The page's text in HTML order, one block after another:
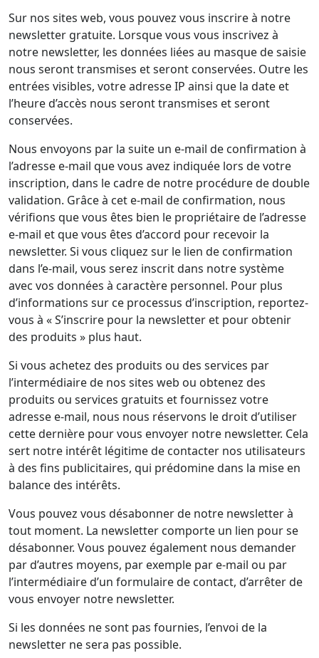
Sur nos sites web, vous pouvez vous inscrire à notre
newsletter gratuite. Lorsque vous vous inscrivez à
notre newsletter, les données liées au masque de saisie
nous seront transmises et seront conservées. Outre les
entrées visibles, votre adresse IP ainsi que la date et
l’heure d’accès nous seront transmises et seront
conservées.
Nous envoyons par la suite un e-mail de confirmation à
l’adresse e-mail que vous avez indiquée lors de votre
inscription, dans le cadre de notre procédure de double
validation. Grâce à cet e-mail de confirmation, nous
vérifions que vous êtes bien le propriétaire de l’adresse
e-mail et que vous êtes d’accord pour recevoir la
newsletter. Si vous cliquez sur le lien de confirmation
dans l’e-mail, vous serez inscrit dans notre système
avec vos données à caractère personnel. Pour plus
d’informations sur ce processus d’inscription, reportez-
vous à « S’inscrire pour la newsletter et pour obtenir
des produits » plus haut.
Si vous achetez des produits ou des services par
l’intermédiaire de nos sites web ou obtenez des
produits ou services gratuits et fournissez votre
adresse e-mail, nous nous réservons le droit d’utiliser
cette dernière pour vous envoyer notre newsletter. Cela
sert notre intérêt légitime de contacter nos utilisateurs
à des fins publicitaires, qui prédomine dans la mise en
balance des intérêts.
Vous pouvez vous désabonner de notre newsletter à
tout moment. La newsletter comporte un lien pour se
désabonner. Vous pouvez également nous demander
par d’autres moyens, par exemple par e-mail ou par
l’intermédiaire d’un formulaire de contact, d’arrêter de
vous envoyer notre newsletter.
Si les données ne sont pas fournies, l’envoi de la
newsletter ne sera pas possible.